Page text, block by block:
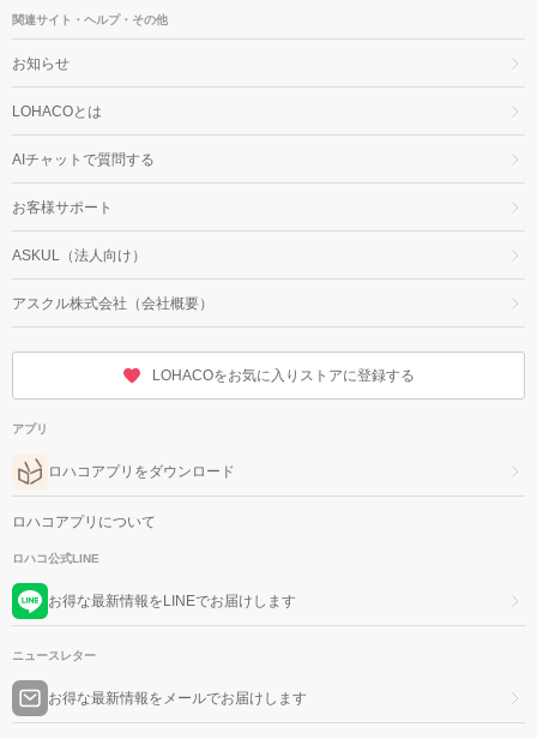
関連サイト・ヘルプ・その他
お知らせ
LOHACOとは
AIチャットで質問する
お客様サポート
ASKUL（法人向け）
アスクル株式会社（会社概要）
LOHACOをお気に入りストアに登録する
アプリ
ロハコアプリをダウンロード
ロハコアプリについて
ロハコ公式LINE
お得な最新情報をLINEでお届けします
ニュースレター
お得な最新情報をメールでお届けします